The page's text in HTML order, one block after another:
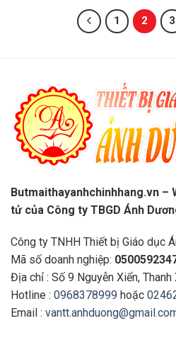
1 2 3
Butmaithayanhchinhhang.vn –
tử của Công ty TBGD Ánh
Công ty TNHH Thiết bị Giáo dục
Mã số doanh nghiệp:
Địa chỉ : Số 9 Nguyễn Xiển, Thanh
Hotline : 0968378999 hoặc
Email :